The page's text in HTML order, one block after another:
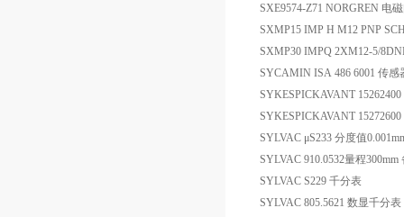
SXE9574-Z71 NORGREN 电
SXMP15 IMP H M12 PNP
SXMP30 IMPQ 2XM12-5/
SYCAMIN ISA 486 6001 传感
SYKESPICKAVANT
SYKESPICKAVANT
SYLVAC μS233 分度值
SYLVAC 910.0532量程300mm
SYLVAC S229 千分表
SYLVAC 805.5621 数显千分表